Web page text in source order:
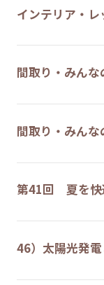
インテリア・
間取り・みん
間取り・みん
第41回 夏を
46）太陽光発